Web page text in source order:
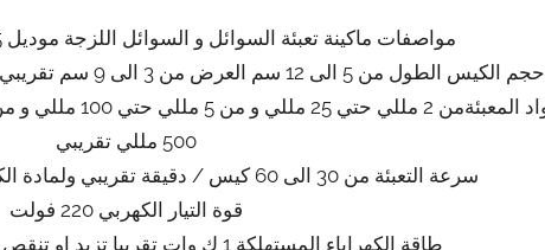
مواصفات ماكينة تعبئة السوائل و السوائل اللزجة موديل 505 ماركة مهندس منسي
حجم الكيس الطول من 5 الى 12 سم العرض من 3 الى 9 سم تقريبي و يمكن التعديل في الطول و العرض
500 مللي تقريبي
سرعة التعبئة من 30 الى 60 كيس / دقيقة تقريبي ولمادة الكيس اعتبار في سرعة التعبئة
قوة التيار الكهربي 220 فولت
طاقة الكهراباء المستهلكة 1 ك وات تقريبا تزيد او تنقص حسب تحديثات الماكينة